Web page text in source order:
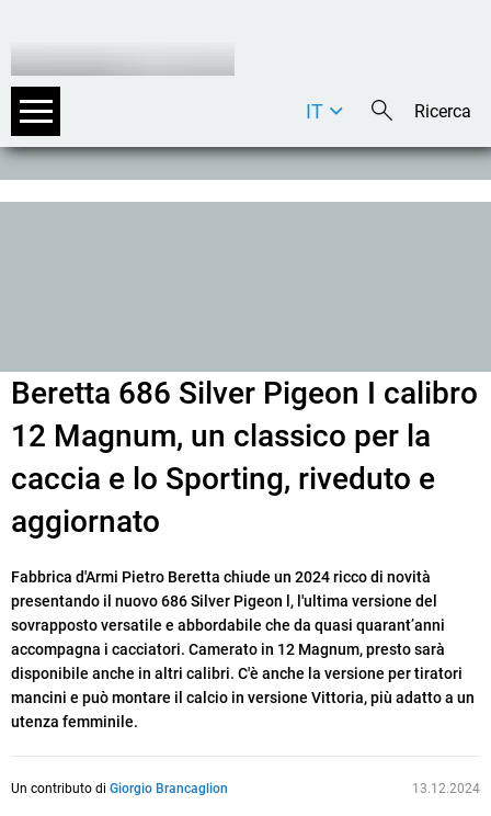
DE
IT
Beretta 686 Silver Pigeon I calibro
12 Magnum, un classico per la
caccia e lo Sporting, riveduto e
aggiornato
Fabbrica d'Armi Pietro Beretta chiude un 2024 ricco di novità
presentando il nuovo 686 Silver Pigeon l, l'ultima versione del
sovrapposto versatile e abbordabile che da quasi quarant’anni
accompagna i cacciatori. Camerato in 12 Magnum, presto sarà
disponibile anche in altri calibri. C'è anche la versione per tiratori
mancini e può montare il calcio in versione Vittoria, più adatto a un
utenza femminile.
Un contributo di Giorgio Brancaglion 13.12.2024